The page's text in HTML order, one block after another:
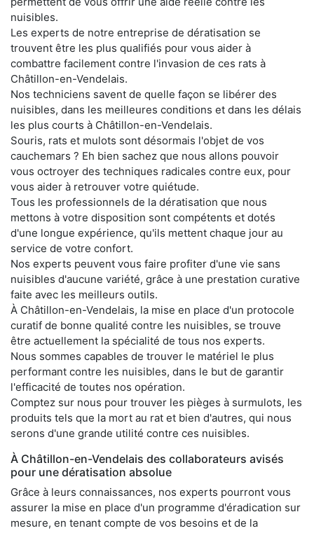
nuisibles.
Les experts de notre entreprise de dératisation se
trouvent être les plus qualifiés pour vous aider à
combattre facilement contre l'invasion de ces rats à
Châtillon-en-Vendelais.
Nos techniciens savent de quelle façon se libérer des
nuisibles, dans les meilleures conditions et dans les délais
les plus courts à Châtillon-en-Vendelais.
Souris, rats et mulots sont désormais l'objet de vos
cauchemars ? Eh bien sachez que nous allons pouvoir
vous octroyer des techniques radicales contre eux, pour
vous aider à retrouver votre quiétude.
Tous les professionnels de la dératisation que nous
mettons à votre disposition sont compétents et dotés
d'une longue expérience, qu'ils mettent chaque jour au
service de votre confort.
Nos experts peuvent vous faire profiter d'une vie sans
nuisibles d'aucune variété, grâce à une prestation curative
faite avec les meilleurs outils.
À Châtillon-en-Vendelais, la mise en place d'un protocole
curatif de bonne qualité contre les nuisibles, se trouve
être actuellement la spécialité de tous nos experts.
Nous sommes capables de trouver le matériel le plus
performant contre les nuisibles, dans le but de garantir
l'efficacité de toutes nos opération.
Comptez sur nous pour trouver les pièges à surmulots, les
produits tels que la mort au rat et bien d'autres, qui nous
serons d'une grande utilité contre ces nuisibles.
À Châtillon-en-Vendelais des collaborateurs avisés
pour une dératisation absolue
Grâce à leurs connaissances, nos experts pourront vous
assurer la mise en place d'un programme d'éradication sur
mesure, en tenant compte de vos besoins et de la